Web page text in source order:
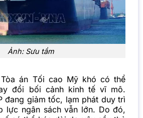
Ảnh: Sưu tầm
Tòa án Tối cao Mỹ khó có thể
đổi bối cảnh kinh tế vĩ mô.
đang giảm tốc, lạm phát duy trì
lực ngân sách vẫn lớn. Do đó,